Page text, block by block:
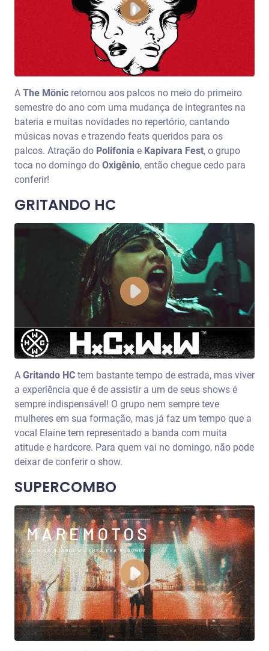
A The Mönic retornou aos palcos no meio do primeiro
semestre do ano com uma mudança de integrantes na
bateria e muitas novidades no repertório, cantando
músicas novas e trazendo feats queridos para os
palcos. Atração do Polifonia e Kapivara Fest, o grupo
toca no domingo do Oxigênio, então chegue cedo para
conferir!
GRITANDO HC
A Gritando HC tem bastante tempo de estrada, mas viver
a experiência que é de assistir a um de seus shows é
sempre indispensável! O grupo nem sempre teve
mulheres em sua formação, mas já faz um tempo que a
vocal Elaine tem representado a banda com muita
atitude e hardcore. Para quem vai no domingo, não pode
deixar de conferir o show.
SUPERCOMBO